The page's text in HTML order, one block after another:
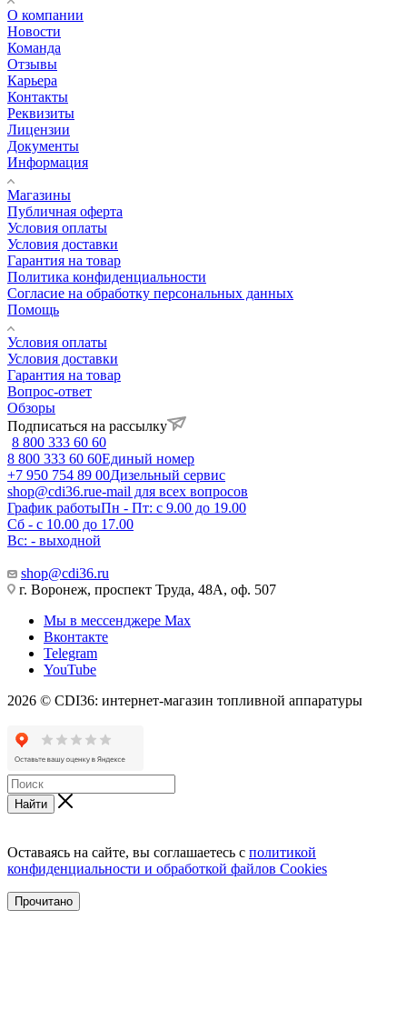
О компании
Новости
Команда
Отзывы
Карьера
Контакты
Реквизиты
Лицензии
Документы
Информация
Магазины
Публичная оферта
Условия оплаты
Условия доставки
Гарантия на товар
Политика конфиденциальности
Согласие на обработку персональных данных
Помощь
Условия оплаты
Условия доставки
Гарантия на товар
Вопрос-ответ
Обзоры
Подписаться на рассылку
8 800 333 60 60
8 800 333 60 60Единый номер
+7 950 754 89 00Дизельный сервис
shop@cdi36.rue-mail для всех вопросов
График работыПн - Пт: с 9.00 до 19.00
Сб - с 10.00 до 17.00
Вс: - выходной
shop@cdi36.ru
г. Воронеж, проспект Труда, 48А, оф. 507
Мы в мессенджере Max
Вконтакте
Telegram
YouTube
2026 © CDI36: интернет-магазин топливной аппаратуры
Найти
Оставаясь на сайте, вы соглашаетесь с политикой
конфиденциальности и обработкой файлов Cookies
Прочитано